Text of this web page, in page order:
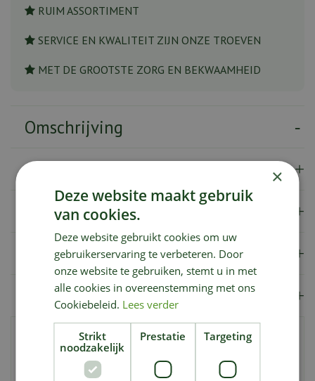
RUIM ASSORTIMENT
SERVICE EN KWALITEIT ZIJN ONZE TROEVEN
MET DE GROOTSTE ZORG EN BEKWAAMHEID
Omschrijving
Specificaties
Verzendkosten
Showroom
Merk
COMPO Barrière Insect Green Fruitvliegenval is een
monitoringval met leuk, aantrekkelijk design. Met behulp
van een aantrekkelijke geur worden fruit-, groente- en
×
Deze website maakt gebruik
van cookies.
Deze website gebruikt cookies om uw
gebruikerservaring te verbeteren. Door
onze website te gebruiken, stemt u in met
alle cookies in overeenstemming met ons
Cookiebeleid. Lees verder
Strikt
noodzakelijk
Prestatie Targeting